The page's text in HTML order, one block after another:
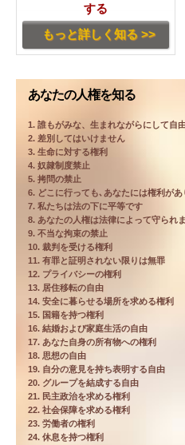
する
もっと詳しく知る >>
あなたの人権を知る
1. 誰もがみな、生まれながらにして自
2. 差別してはいけません
3. 生命に対する権利
4. 奴隷制度禁止
5. 拷問の禁止
6. どこに行っても､あなたには権利があ
7. 私たちは法の下に平等です
8. あなたの人権は法律によって守られ
9. 不当な拘束の禁止
10. 裁判を受ける権利
11. 有罪と証明されない限りは無罪
12. プライバシーの権利
13. 居住移転の自由
14. 安全に暮らせる場所を求める権利
15. 国籍を持つ権利
16. 結婚および家庭生活の自由
17. あなた自身の所有物への権利
18. 思想の自由
19. 自分の意見を持ち表明する自由
20. グループを結成する自由
21. 民主政治を求める権利
22. 社会保障を求める権利
23. 労働者の権利
24. 休息を持つ権利